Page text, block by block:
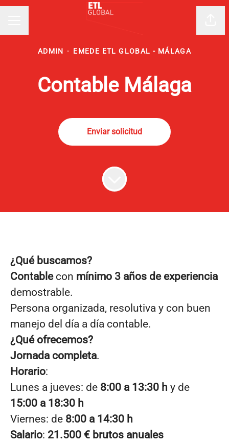
ADMIN · EMEDE ETL GLOBAL - MÁLAGA
Contable Málaga
Enviar solicitud
¿Qué buscamos?
Contablecon mínimo 3 años de experiencia
demostrable.
Persona organizada, resolutiva y con buen
manejo del día a día contable.
¿Qué ofrecemos?
Jornada completa.
Horario:
Lunes a jueves: de 8:00 a 13:30 h y de
15:00 a 18:30 h
Viernes: de 8:00 a 14:30 h
Salario: 21.500 € brutos anuales